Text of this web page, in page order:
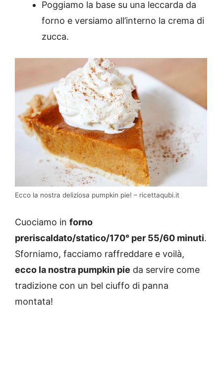
Poggiamo la base su una leccarda da
forno e versiamo all’interno la crema di
zucca.
Ecco la nostra deliziosa pumpkin pie! – ricettaqubi.it
Cuociamo in forno
preriscaldato/statico/170° per 55/60 minuti.
Sforniamo, facciamo raffreddare e voilà,
ecco la nostra pumpkin pie da servire come
tradizione con un bel ciuffo di panna
montata!